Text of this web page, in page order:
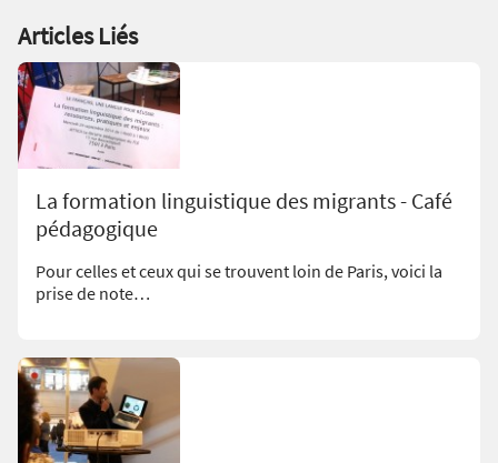
Articles Liés
La formation linguistique des migrants - Café
pédagogique
Pour celles et ceux qui se trouvent loin de Paris, voici la
prise de note…